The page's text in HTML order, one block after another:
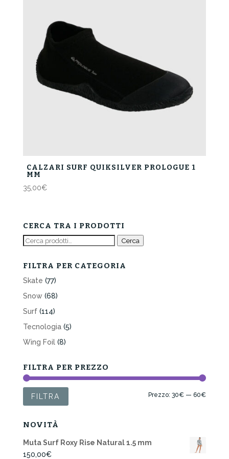
CALZARI SURF QUIKSILVER PROLOGUE 1
MM
35,00€
CERCA TRA I PRODOTTI
Cerca: Cerca
FILTRA PER CATEGORIA
Skate (77)
Snow (68)
Surf (114)
Tecnologia (5)
Wing Foil (8)
FILTRA PER PREZZO
Prezzo
Prezzo
FILTRA Prezzo:30€ —60€
NOVITÀ
Muta Surf Roxy Rise Natural 1.5 mm
150,00€